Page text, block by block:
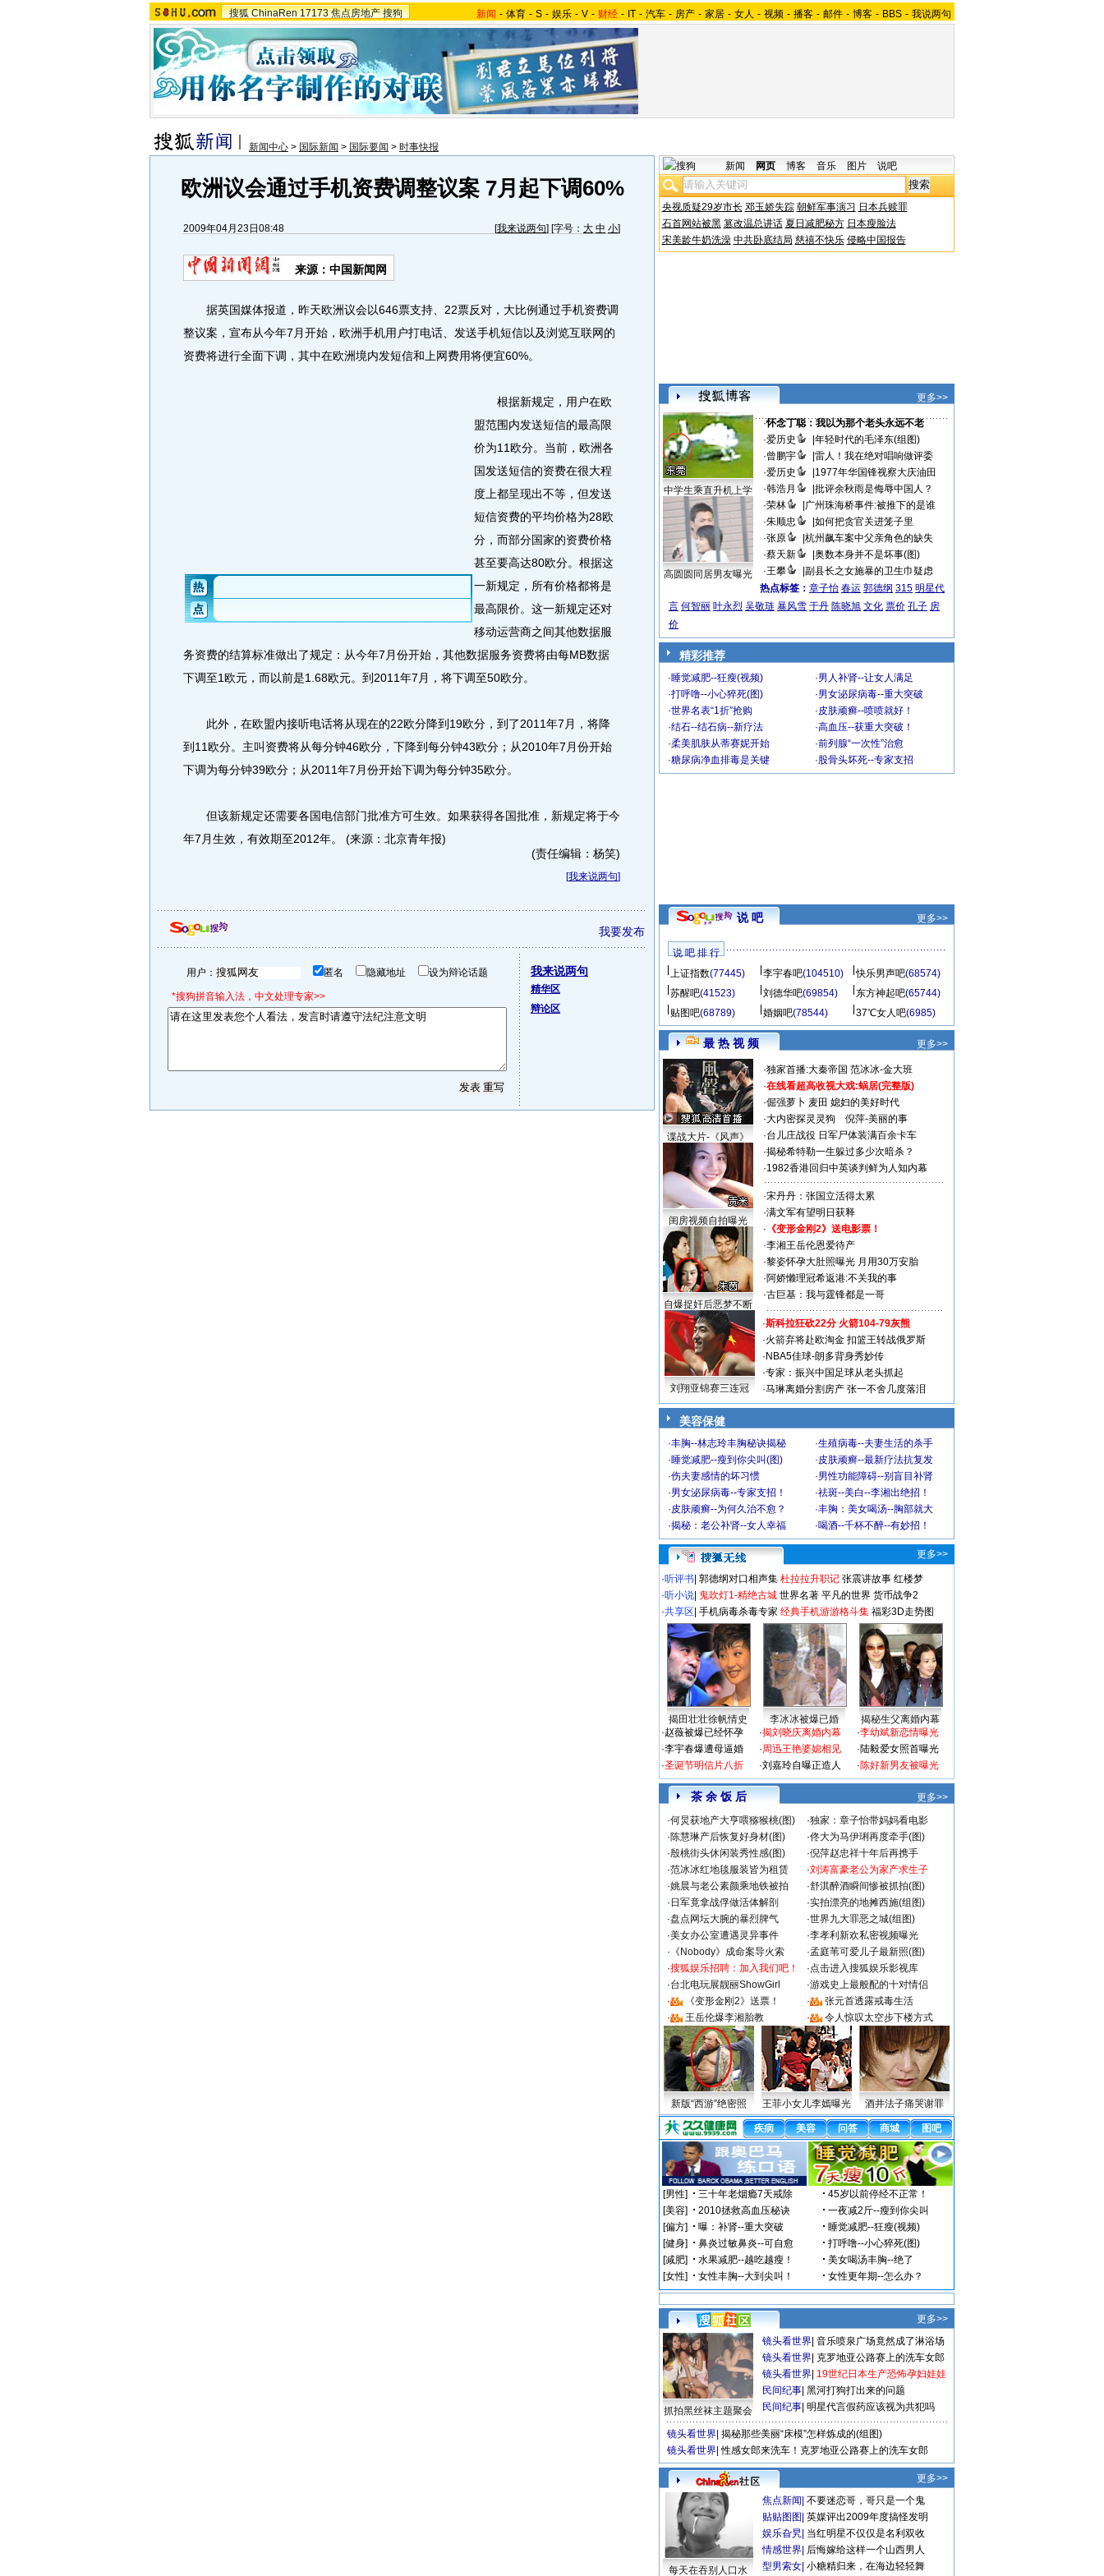
搜狐 ChinaRen 17173 焦点房地产 搜狗 新闻 - 体育 - S - 娱乐 - V - 财经 - IT - 汽车 - 房产 - 家居 - 女人 - 视频 - 播客 - 邮件 - 博客 - BBS - 我说两句
新闻中心 > 国际新闻 > 国际要闻 > 时事快报
欧洲议会通过手机资费调整议案 7月起下调60%
2009年04月23日08:48 [我来说两句] [字号： 大 中 小]
来源： 中国新闻网
据英国媒体报道，昨天欧洲议会以646票支持、22票反对，大比例通过手机资费调
整议案，宣布从今年7月开始，欧洲手机用户打电话、发送手机短信以及浏览互联网的
资费将进行全面下调，其中在欧洲境内发短信和上网费用将便宜60%。
根据新规定，用户在欧
盟范围内发送短信的最高限
价为11欧分。当前，欧洲各
国发送短信的资费在很大程
度上都呈现出不等，但发送
短信资费的平均价格为28欧
分，而部分国家的资费价格
甚至要高达80欧分。根据这
一新规定，所有价格都将是
最高限价。这一新规定还对
移动运营商之间其他数据服
务资费的结算标准做出了规定：从今年7月份开始，其他数据服务资费将由每MB数据
下调至1欧元，而以前是1.68欧元。到2011年7月，将下调至50欧分。
此外，在欧盟内接听电话将从现在的22欧分降到19欧分，到了2011年7月，将降
到11欧分。主叫资费将从每分钟46欧分，下降到每分钟43欧分；从2010年7月份开始
下调为每分钟39欧分；从2011年7月份开始下调为每分钟35欧分。
但该新规定还需要各国电信部门批准方可生效。如果获得各国批准，新规定将于今
年7月生效，有效期至2012年。 (来源：北京青年报)
(责任编辑：杨笑)
[我来说两句]
我要发布
用户： 匿名 隐藏地址 设为辩论话题
*搜狗拼音输入法，中文处理专家>>
我来说两句
精华区
辩论区
新闻 网页 博客 音乐 图片 说吧
央视质疑29岁市长 邓玉娇失踪 朝鲜军事演习 日本兵赎罪
石首网站被黑 篡改温总讲话 夏日减肥秘方 日本瘦脸法
宋美龄牛奶洗澡 中共卧底结局 慈禧不快乐 侵略中国报告
更多>>
中学生乘直升机上学
高圆圆同居男友曝光
·怀念丁聪：我以为那个老头永远不老
·爱历史
年轻时代的毛泽东(组图)
·曾鹏宇
雷人！我在绝对唱响做评委
·爱历史
1977年华国锋视察大庆油田
·韩浩月
批评余秋雨是侮辱中国人？
·荣林
广州珠海桥事件:被推下的是谁
·朱顺忠
如何把贪官关进笼子里
·张原
杭州飙车案中父亲角色的缺失
·蔡天新
奥数本身并不是坏事(图)
·王攀
副县长之女施暴的卫生巾疑虑
热点标签： 章子怡 春运 郭德纲 315 明星代
言 何智丽 叶永烈 吴敬琏 暴风雪 于丹 陈晓旭 文化 票价 孔子 房
价
精彩推荐
·睡觉减肥--狂瘦(视频) ·男人补肾--让女人满足
·打呼噜--小心猝死(图) ·男女泌尿病毒--重大突破
·世界名表“1折”抢购 ·皮肤顽癣--喷喷就好！
·结石--结石病--新疗法 ·高血压--获重大突破！
·柔美肌肤从蒂赛妮开始 ·前列腺“一次性”治愈
·糖尿病净血排毒是关键 ·股骨头坏死--专家支招
说 吧 更多>>
说 吧 排 行
上证指数(77445) 李宇春吧(104510) 快乐男声吧(68574)
苏醒吧(41523) 刘德华吧(69854) 东方神起吧(65744)
贴图吧(68789) 婚姻吧(78544) 37℃女人吧(6985)
最 热 视 频 更多>>
谍战大片-《风声》
闺房视频自拍曝光
自爆捉奸后恶梦不断
·独家首播:大秦帝国 范冰冰-金大班
·在线看超高收视大戏:蜗居(完整版)
·倔强萝卜 麦田 媳妇的美好时代
·大内密探灵灵狗
倪萍-美丽的事
·台儿庄战役 日军尸体装满百余卡车
·揭秘希特勒一生躲过多少次暗杀？
·1982香港回归中英谈判鲜为人知内幕
·宋丹丹：张国立活得太累
·满文军有望明日获释
· 《变形金刚2》送电影票！
·李湘王岳伦恩爱待产
·黎姿怀孕大肚照曝光 月用30万安胎
·阿娇懒理冠希返港:不关我的事
·古巨基：我与霆锋都是一哥
刘翔亚锦赛三连冠
·斯科拉狂砍22分 火箭104-79灰熊
·火箭弃将赴欧淘金 扣篮王转战俄罗斯
· NBA5佳球-朗多背身秀妙传
·专家：振兴中国足球从老头抓起
·马琳离婚分割房产 张一不舍几度落泪
美容保健
·丰胸--林志玲丰胸秘诀揭秘 ·生殖病毒--夫妻生活的杀手
·睡觉减肥--瘦到你尖叫(图) ·皮肤顽癣--最新疗法抗复发
·伤夫妻感情的坏习惯 ·男性功能障碍--别盲目补肾
·男女泌尿病毒--专家支招！ ·祛斑--美白--李湘出绝招！
·皮肤顽癣--为何久治不愈？ ·丰胸：美女喝汤--胸部就大
·揭秘：老公补肾--女人幸福 ·喝酒--千杯不醉--有妙招！
更多>>
·听评书 郭德纲对口相声集 杜拉拉升职记 张震讲故事 红楼梦
·听小说 鬼吹灯1-精绝古城 世界名著 平凡的世界 货币战争2
·共享区 手机病毒杀毒专家 经典手机游游格斗集 福彩3D走势图
揭田壮壮徐帆情史 李冰冰被爆已婚
揭秘生父离婚内幕
·赵薇被爆已经怀孕
·李宇春爆遭母逼婚
·圣诞节明信片八折
·揭刘晓庆离婚内幕
·周迅王艳婆媳相见
·刘嘉玲自曝正造人
·李幼斌新恋情曝光
·陆毅爱女照首曝光
·陈好新男友被曝光
茶 余 饭 后
更多>>
·何炅获地产大亨喂猕猴桃(图) ·独家：章子怡带妈妈看电影
·陈慧琳产后恢复好身材(图) ·佟大为马伊琍再度牵手(图)
·殷桃街头休闲装秀性感(图) ·倪萍赵忠祥十年后再携手
·范冰冰红地毯服装皆为租赁 ·刘涛富豪老公为家产求生子
·姚晨与老公素颜乘地铁被拍 ·舒淇醉酒瞬间惨被抓拍(图)
· 日军竟拿战俘做活体解剖 ·实拍漂亮的地摊西施(组图)
·盘点网坛大腕的暴烈脾气 ·世界九大罪恶之城(组图)
·美女办公室遭遇灵异事件 ·李孝利新欢私密视频曝光
· 《Nobody》成命案导火索 ·孟庭苇可爱儿子最新照(图)
·搜狐娱乐招聘：加入我们吧！ ·点击进入搜狐娱乐影视库
·台北电玩展靓丽ShowGirl ·游戏史上最般配的十对情侣
·
《变形金刚2》送票！ ·
张元首透露戒毒生活
·
王岳伦爆李湘胎教 · 令人惊叹太空步下楼方式
新版“西游”绝密照 王菲小女儿李嫣曝光 酒井法子痛哭谢罪
更多>>
抓拍黑丝袜主题聚会
镜头看世界 音乐喷泉广场竟然成了淋浴场
镜头看世界 克罗地亚公路赛上的洗车女郎
镜头看世界 19世纪日本生产恐怖孕妇娃娃
民间纪事 黑河打狗打出来的问题
民间纪事 明星代言假药应该视为共犯吗
镜头看世界 揭秘那些美丽“床模”怎样炼成的(组图)
镜头看世界 性感女郎来洗车！克罗地亚公路赛上的洗车女郎
更多>>
每天在吞别人口水
焦点新闻 不要迷恋哥，哥只是一个鬼
贴贴图图 英媒评出2009年度搞怪发明
娱乐旮旯 当红明星不仅仅是名利双收
情感世界 后悔嫁给这样一个山西男人
型男索女 小糖精归来，在海边轻轻舞